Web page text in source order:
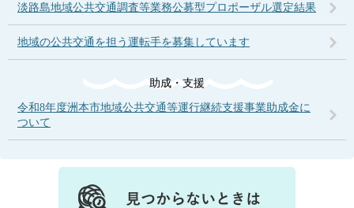
淡路島地域公共交通調査等業務公募型プロポーザル選定結果
地域の公共交通を担う運転手を募集しています
助成・支援
令和8年度洲本市地域公共交通等運行継続支援事業助成金に
ついて